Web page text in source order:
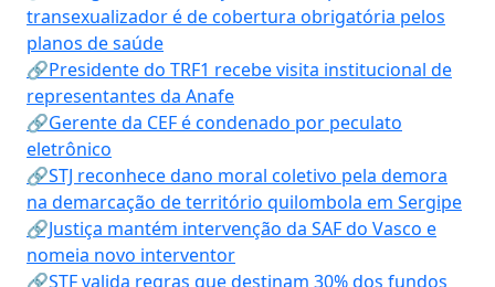
transexualizador é de cobertura obrigatória pelos
planos de saúde
🔗Presidente do TRF1 recebe visita institucional de
representantes da Anafe
🔗Gerente da CEF é condenado por peculato
eletrônico
🔗STJ reconhece dano moral coletivo pela demora
na demarcação de território quilombola em Sergipe
🔗Justiça mantém intervenção da SAF do Vasco e
nomeia novo interventor
🔗STF valida regras que destinam 30% dos fundos